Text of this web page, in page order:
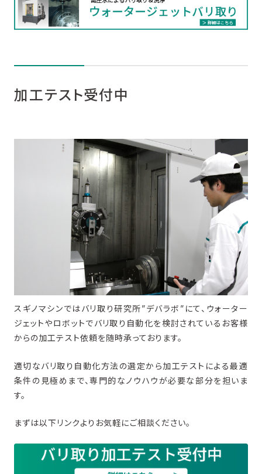
加工テスト受付中
スギノマシンではバリ取り研究所”デバラボ”にて、ウォーター
ジェットやロボットでバリ取り自動化を検討されているお客様
からの加工テスト依頼を随時承っております。
適切なバリ取り自動化方法の選定から加工テストによる最適
条件の見極めまで、専門的なノウハウが必要な部分を担いま
す。
まずは以下リンクよりお気軽にご相談ください。